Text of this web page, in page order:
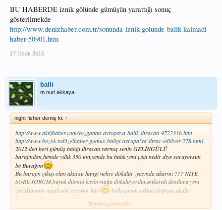
BU HABERDE iznik gölünde gümüşün yarattığı sonuç
gösterilmekde
http://www.denizhaber.com.tr/sonunda-iznik-golunde-balik-kalmadi-
haber-50901.htm
17 Ocak 2015
balli
m.nuri akkaya
night fisher demiş ki: ↑
http://www.aktifhaber.com/yozgattan-avrupaya-balik-ihracati-972231h.htm
http://www.bozok.tv/Ozelhaber-gumus-baligi-avrupa’ya-ihrac-ediliyor-278.html
2012 den beri gümüş balığı ihracatı varmış senin GELİNGÜLÜ
barajından,hemde yıllık 350 ton,sende bu balık yeni çıktı nedir diye soruyorsun
be Burağım
Bu barajın çıkışı olan akarsu hangi nehre dökülür ,yazında akarmı ??? NİYE
SORUYORUM,büyük ihtimal kızılırmağa dökülüyordur,ankaralı dostlara yeni
çocuklarının müjdesini vereyim bari
belki çocuk çoktan doğmuş,okula
Hepsini görüntüle...